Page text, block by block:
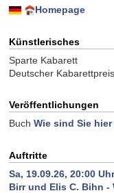
Homepage
Künstlerisches
Sparte Kabarett
Deutscher
Veröffentlichungen
Buch Wie sind Sie
Auftritte
Sa, 19.09.26, 20:00
Birr und Elis C. Bihn